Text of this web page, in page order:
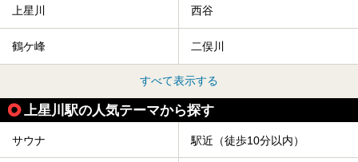
上星川 西谷
鶴ケ峰 二俣川
すべて表示する
上星川駅の人気テーマから探す
サウナ 駅近（徒歩10分以内）